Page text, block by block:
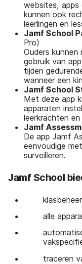
websites, apps
kunnen ook
leerlingen en
Jamf School
Pro)
Ouders
gebruik van
tijden
wanneer een
Jamf School
Met deze app
apparaten
leerkrachten
Jamf
De app Jamf
eenvoudige
surveilleren.
Jamf School
alle
traceren